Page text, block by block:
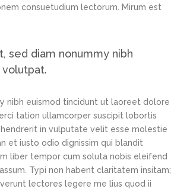
consuetudium lectorum. Mirum est
sed diam nonummy nibh
nibh euismod tincidunt ut laoreet dolore
tation ullamcorper suscipit lobortis
in vulputate velit esse molestie
et iusto odio dignissim qui blandit
liber tempor cum soluta nobis eleifend
Typi non habent claritatem insitam;
lectores legere me lius quod ii